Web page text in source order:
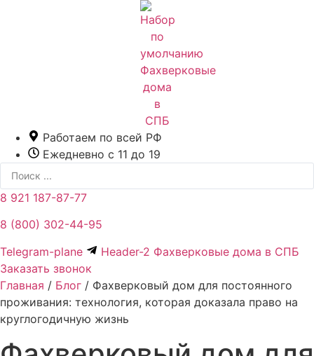
Работаем по всей РФ
Ежедневно с 11 до 19
Search
8 921 187-87-77
8 (800) 302-44-95
Telegram-plane
Header-2 Фахверковые дома в СПБ
Заказать звонок
Главная / Блог / Фахверковый дом для постоянного
проживания: технология, которая доказала право на
круглогодичную жизнь